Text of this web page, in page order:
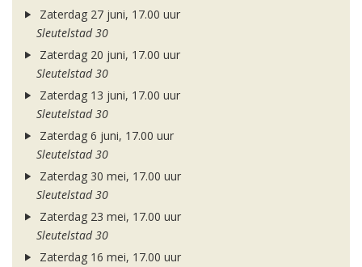
Zaterdag 27 juni, 17.00 uur
Sleutelstad 30
Zaterdag 20 juni, 17.00 uur
Sleutelstad 30
Zaterdag 13 juni, 17.00 uur
Sleutelstad 30
Zaterdag 6 juni, 17.00 uur
Sleutelstad 30
Zaterdag 30 mei, 17.00 uur
Sleutelstad 30
Zaterdag 23 mei, 17.00 uur
Sleutelstad 30
Zaterdag 16 mei, 17.00 uur